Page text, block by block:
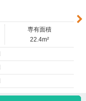
専有面積
22.4m²